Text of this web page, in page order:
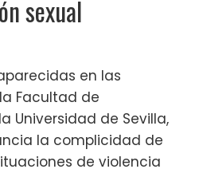
sexual
en las
Facultad de
Universidad de Sevilla,
la complicidad de
de violencia